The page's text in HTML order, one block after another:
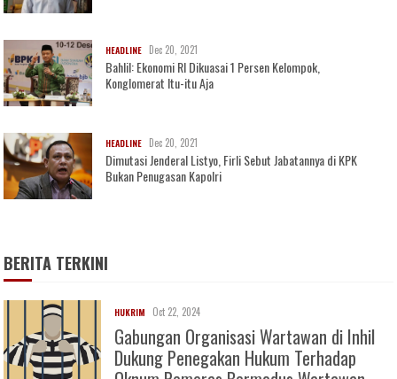
HEADLINE Dec 20, 2021
Bahlil: Ekonomi RI Dikuasai 1 Persen Kelompok,
Konglomerat Itu-itu Aja
HEADLINE Dec 20, 2021
Dimutasi Jenderal Listyo, Firli Sebut Jabatannya di KPK
Bukan Penugasan Kapolri
BERITA TERKINI
HUKRIM Oct 22, 2024
Gabungan Organisasi Wartawan di Inhil
Dukung Penegakan Hukum Terhadap